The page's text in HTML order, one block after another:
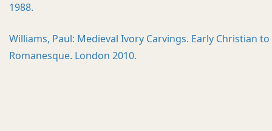
1988.
Williams, Paul: Medieval Ivory Carvings. Early Christian to
Romanesque. London 2010.